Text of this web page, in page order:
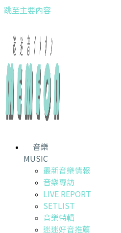
跳至主要內容
音樂
MUSIC
最新音樂情報
音樂專訪
LIVE REPORT
SETLIST
音樂特輯
迷迷好音推薦